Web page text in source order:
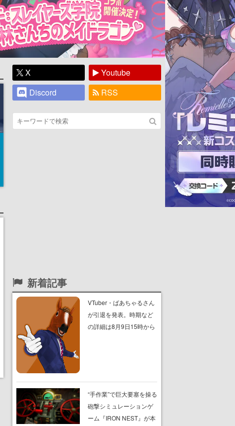
X
Youtube
Discord
RSS
新着記事
VTuber・ばあちゃるさん
が引退を発表。時期など
の詳細は8月9日15時から
“手作業”で巨大要塞を操る
砲撃シミュレーションゲ
ーム『IRON NEST』が本